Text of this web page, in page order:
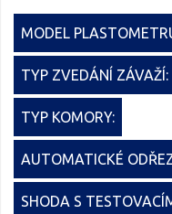
MODEL
TYP ZVEDÁNÍ ZÁVAŽÍ:
TYP KOMORY:
AUTOMATICKÉ
SHODA S